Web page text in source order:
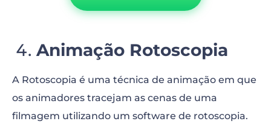
Animação Rotoscopia
A Rotoscopia é uma técnica de animação em que
os animadores tracejam as cenas de uma
filmagem utilizando um software de rotoscopia.